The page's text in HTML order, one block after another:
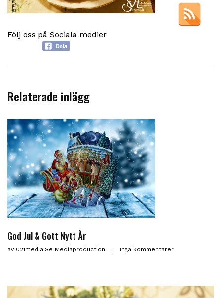
Följ oss på Sociala medier
Relaterade inlägg
God Jul & Gott Nytt År
av 021media.se Mediaproduction Inga kommentarer